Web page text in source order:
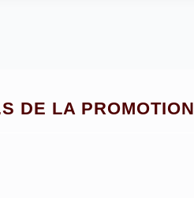
DE LA PROMOTION